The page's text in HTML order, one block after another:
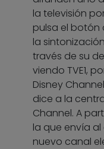
la televisión
pulsa el botón
la
través de su
viendo TVE1,
Disney
dice a la
Channel. A
la que envía
nuevo canal